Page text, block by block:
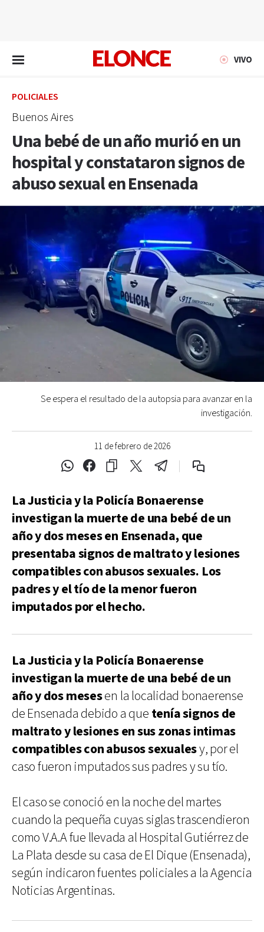
VIVO
POLICIALES
Buenos Aires
Una bebé de un año murió en un
hospital y constataron signos de
abuso sexual en Ensenada
11 de febrero de 2026
Se espera el resultado de la autopsia para avanzar en la
investigación.
La Justicia y la Policía Bonaerense
investigan la muerte de una bebé de un
año y dos meses en Ensenada, que
presentaba signos de maltrato y lesiones
compatibles con abusos sexuales. Los
padres y el tío de la menor fueron
imputados por el hecho.
La Justicia y la Policía Bonaerense
investigan la muerte de una bebé de un
año y dos mesesen la localidad bonaerense
de Ensenada debido a que tenía signos de
maltrato y lesiones en sus zonas intimas
compatibles con abusos sexualesy, por el
caso fueron imputados sus padres y su tío.
El caso se conoció en la noche del martes
cuando la pequeña cuyas siglas trascendieron
como V.A.A fue llevada al Hospital Gutiérrez de
La Plata desde su casa de El Dique (Ensenada),
según indicaron fuentes policiales a la Agencia
Noticias Argentinas.